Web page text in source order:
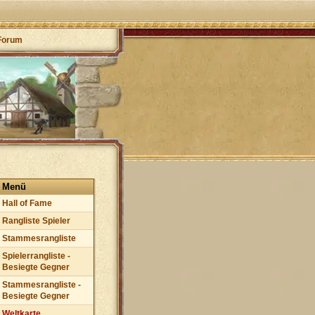
Menü
Hall of Fame
Rangliste Spieler
Stammesrangliste
Spielerrangliste -
Besiegte Gegner
Stammesrangliste -
Besiegte Gegner